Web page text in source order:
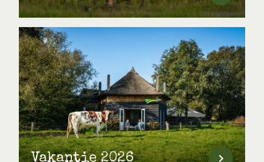
Vakantie 2026